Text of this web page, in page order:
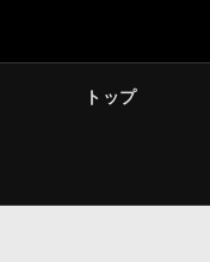
トップ